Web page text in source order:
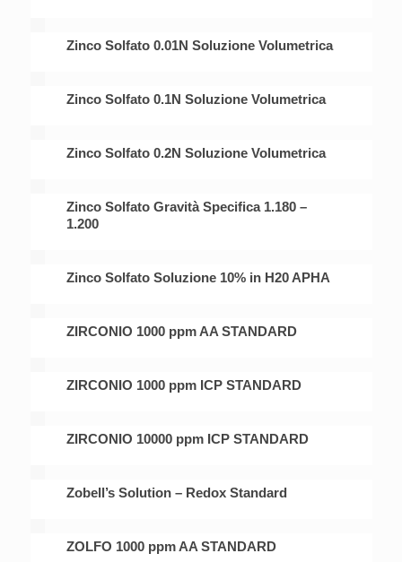
Zinco Solfato 0.01N Soluzione Volumetrica
Zinco Solfato 0.1N Soluzione Volumetrica
Zinco Solfato 0.2N Soluzione Volumetrica
Zinco Solfato Gravità Specifica 1.180 –
1.200
Zinco Solfato Soluzione 10% in H20 APHA
ZIRCONIO 1000 ppm AA STANDARD
ZIRCONIO 1000 ppm ICP STANDARD
ZIRCONIO 10000 ppm ICP STANDARD
Zobell’s Solution – Redox Standard
ZOLFO 1000 ppm AA STANDARD